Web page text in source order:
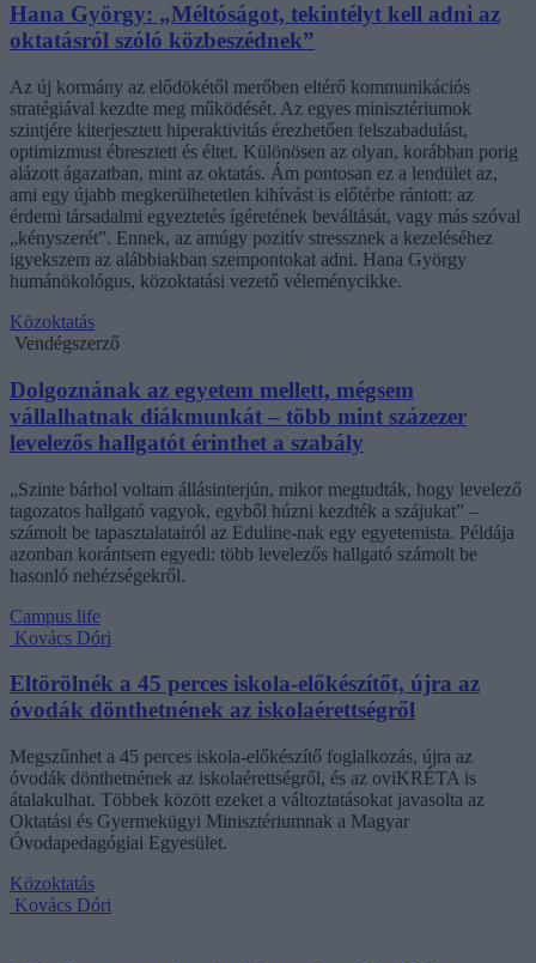
Hana György: „Méltóságot, tekintélyt kell adni az
oktatásról szóló közbeszédnek”
Az új kormány az elődökétől merőben eltérő kommunikációs
stratégiával kezdte meg működését. Az egyes minisztériumok
szintjére kiterjesztett hiperaktivitás érezhetően felszabadulást,
optimizmust ébresztett és éltet. Különösen az olyan, korábban porig
alázott ágazatban, mint az oktatás. Ám pontosan ez a lendület az,
ami egy újabb megkerülhetetlen kihívást is előtérbe rántott: az
érdemi társadalmi egyeztetés ígéretének beváltását, vagy más szóval
„kényszerét”. Ennek, az amúgy pozitív stressznek a kezeléséhez
igyekszem az alábbiakban szempontokat adni. Hana György
humánökológus, közoktatási vezető véleménycikke.
Közoktatás
Vendégszerző
Dolgoznának az egyetem mellett, mégsem
vállalhatnak diákmunkát – több mint százezer
levelezős hallgatót érinthet a szabály
„Szinte bárhol voltam állásinterjún, mikor megtudták, hogy levelező
tagozatos hallgató vagyok, egyből húzni kezdték a szájukat” –
számolt be tapasztalatairól az Eduline-nak egy egyetemista. Példája
azonban korántsem egyedi: több levelezős hallgató számolt be
hasonló nehézségekről.
Campus life
Kovács Dóri
Eltörölnék a 45 perces iskola-előkészítőt, újra az
óvodák dönthetnének az iskolaérettségről
Megszűnhet a 45 perces iskola-előkészítő foglalkozás, újra az
óvodák dönthetnének az iskolaérettségről, és az oviKRÉTA is
átalakulhat. Többek között ezeket a változtatásokat javasolta az
Oktatási és Gyermekügyi Minisztériumnak a Magyar
Óvodapedagógiai Egyesület.
Közoktatás
Kovács Dóri